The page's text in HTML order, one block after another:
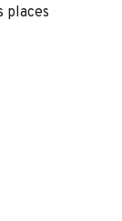
places